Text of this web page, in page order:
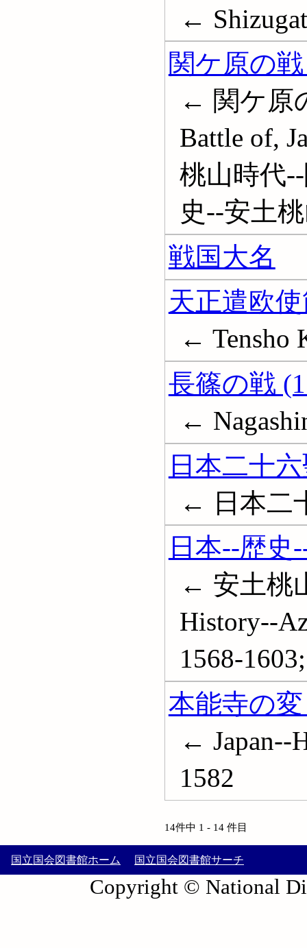
←
関ケ原の
← 関ケ原
Battle of,
桃山時代
史--安土
戦国大名
天正遣欧
← Tensho
長篠の戦
←
日本二十
← 日本二
日本--歴史
← 安土桃
History--
1568-
本能寺の変
← Japan--
1582
14件中 1 - 14 件目
国立国会図書館ホーム 国立国会図書館サーチ
Copyright © National